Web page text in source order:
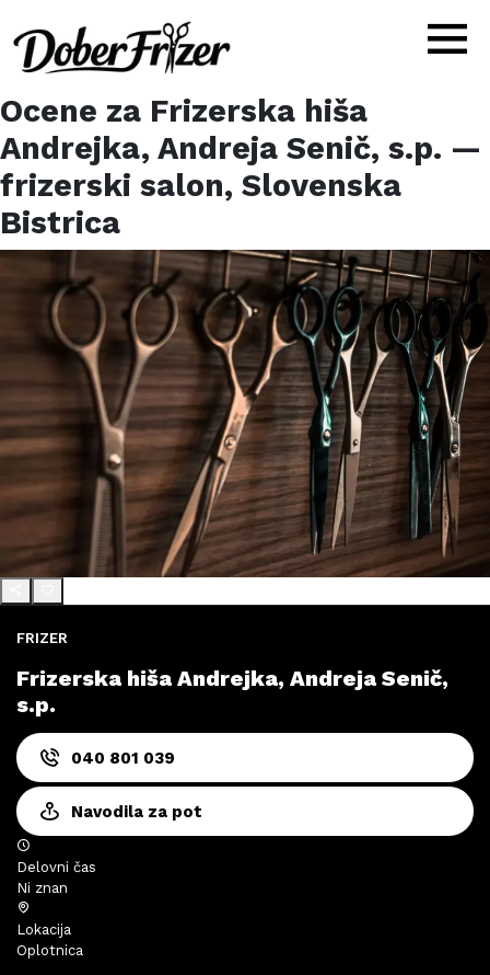
Ocene za Frizerska hiša
Andrejka, Andreja Senič, s.p. —
frizerski salon, Slovenska
Bistrica
FRIZER
Frizerska hiša Andrejka, Andreja Senič,
s.p.
040 801 039
Navodila za pot
Delovni čas
Ni znan
Lokacija
Oplotnica